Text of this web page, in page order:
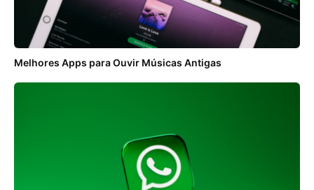
Melhores Apps para Ouvir Músicas Antigas